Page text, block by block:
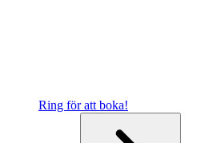
Ring för att boka!